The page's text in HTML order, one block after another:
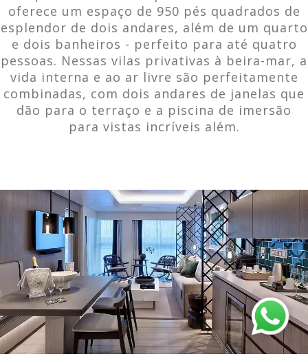
oferece um espaço de 950 pés quadrados de
esplendor de dois andares, além de um quarto
e dois banheiros - perfeito para até quatro
pessoas. Nessas vilas privativas à beira-mar, a
vida interna e ao ar livre são perfeitamente
combinadas, com dois andares de janelas que
dão para o terraço e a piscina de imersão
para vistas incríveis além.